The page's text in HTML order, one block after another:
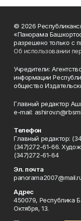
© 2026
«Панорама
разрешено только с
Об использовании
Учредители:
информации
общество
Главный редактор
e-mail:
Телефон
Главный редактор:
(347)272-61-66.
(347)272-61-64
Эл. почта
Адрес
450079, Республика
Октября, 13.